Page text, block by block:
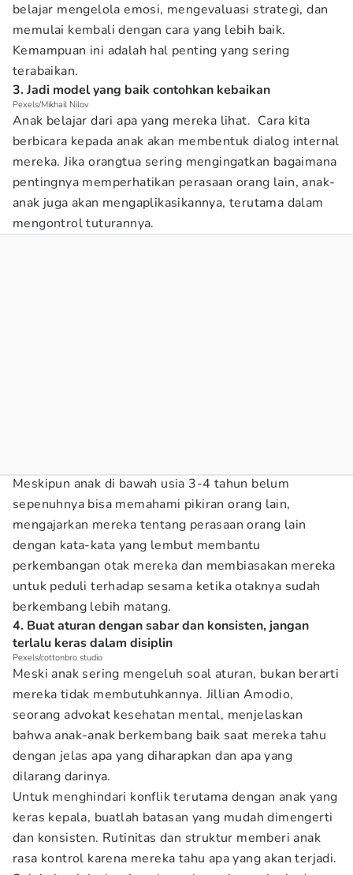
belajar mengelola emosi, mengevaluasi strategi, dan
memulai kembali dengan cara yang lebih baik.
Kemampuan ini adalah hal penting yang sering
terabaikan.
3. Jadi model yang baik contohkan kebaikan
Pexels/Mikhail Nilov
Anak belajar dari apa yang mereka lihat. Cara kita
berbicara kepada anak akan membentuk dialog internal
mereka. Jika orangtua sering mengingatkan bagaimana
pentingnya memperhatikan perasaan orang lain, anak-
anak juga akan mengaplikasikannya, terutama dalam
mengontrol tuturannya.
Meskipun anak di bawah usia 3-4 tahun belum
sepenuhnya bisa memahami pikiran orang lain,
mengajarkan mereka tentang perasaan orang lain
dengan kata-kata yang lembut membantu
perkembangan otak mereka dan membiasakan mereka
untuk peduli terhadap sesama ketika otaknya sudah
berkembang lebih matang.
4. Buat aturan dengan sabar dan konsisten, jangan
terlalu keras dalam disiplin
Pexels/cottonbro studio
Meski anak sering mengeluh soal aturan, bukan berarti
mereka tidak membutuhkannya. Jillian Amodio,
seorang advokat kesehatan mental, menjelaskan
bahwa anak-anak berkembang baik saat mereka tahu
dengan jelas apa yang diharapkan dan apa yang
dilarang darinya.
Untuk menghindari konflik terutama dengan anak yang
keras kepala, buatlah batasan yang mudah dimengerti
dan konsisten. Rutinitas dan struktur memberi anak
rasa kontrol karena mereka tahu apa yang akan terjadi.